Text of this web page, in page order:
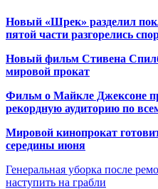
Новый «Шрек» разделил
пятой части разгорелись
Новый фильм Стивена
мировой прокат
Фильм о Майкле Джексоне
рекордную аудиторию по
Мировой кинопрокат
середины июня
Генеральная уборка после
наступить на грабли